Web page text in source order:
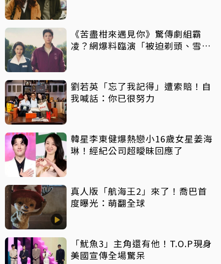
《苦盡柑來遇見你》驚傳劇組霸
凌？網爆料臨演「被迫剃頭、雪中
劉若英「忘了我記得」遭索賠！自
我喊話：你已很努力
韓星李東健爆熱戀小16歲女星姜海
琳！經紀公司超曖昧回應了
真人版「航海王2」來了！喬巴首
度曝光：萌翻全球
「魷魚3」主角還有他！T.O.P現身
美國宣傳全場驚呆